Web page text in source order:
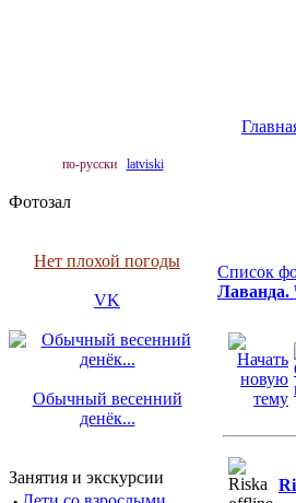
по-русски latviski
Фотозал
Нет плохой погоды
VK
Обычный весенний
денёк...
Занятия и экскурсии
Список
Лаванда.